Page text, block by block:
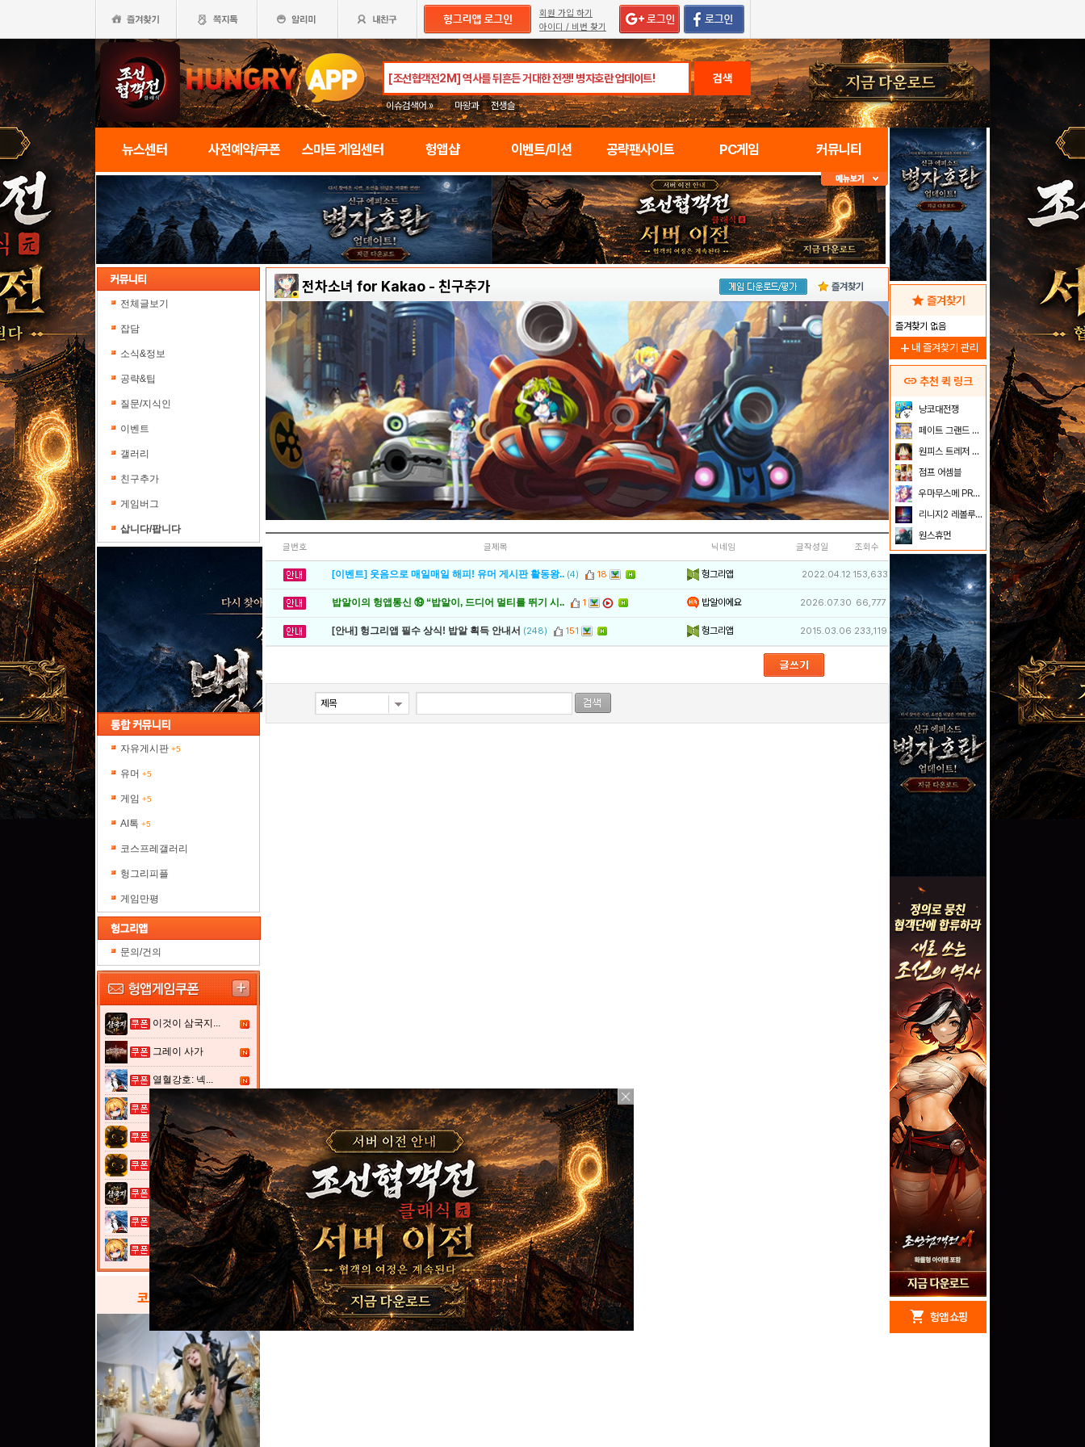
회원 가입 하기
아이디 / 비번 찾기
검색
이슈검색어 » 마왕과 전생슬
뉴스센터 사전예약/쿠폰 스마트 게임센터 헝앱샵 이벤트/미션 공략팬사이트 PC게임 커뮤니티
전체글보기
잡담
소식&정보
공략&팁
질문/지식인
이벤트
갤러리
친구추가
게임버그
삽니다/팝니다
자유게시판 +5
유머 +5
게임 +5
AI톡 +5
코스프레갤러리
헝그리피플
게임만평
문의/건의
이것이 삼국지...
그레이 사가
열혈강호: 넥...
여전사 키우기...
고양이 낚시터...
고양이 낚시터...
이것이 삼국지...
열혈강호: 넥...
여전사 키우기...
코스프레 갤러리
전차소녀 for Kakao - 친구추가 즐겨찾기
글번호 글제목 닉네임 글작성일 조회수
[이벤트] 웃음으로 매일매일 해피! 유머 게시판 활동왕.. (4) 18 헝그리앱 2022.04.12 153,633
밥알이의 헝앱통신 ⑲ “밥알이, 드디어 멀티를 뛰기 시.. 1 밥알이에요 2026.07.30 66,777
[안내] 헝그리앱 필수 상식! 밥알 획득 안내서 (248) 151 헝그리앱 2015.03.06 233,119
star 즐겨찾기
즐겨찾기 없음
add 내 즐겨찾기 관리
link 추천 퀵 링크
냥코대전쟁
페이트 그랜드 오더
원피스 트레저 크루즈
점프 어셈블
우마무스메 PRETTY DERBY
리니지2 레볼루션
원스휴먼
shopping_cart 헝앱 쇼핑